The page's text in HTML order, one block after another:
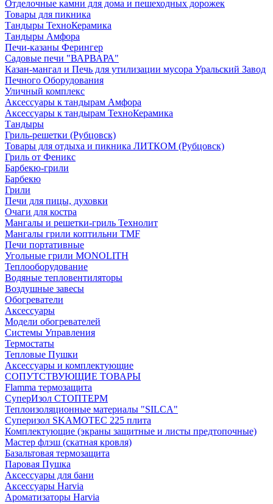
Отделочные камни для дома и пешеходных дорожек
Товары для пикника
Тандыры ТехноКерамика
Тандыры Амфора
Печи-казаны Ферингер
Садовые печи "ВАРВАРА"
Казан-мангал и Печь для утилизации мусора Уральский Завод
Печного Оборудования
Уличный комплекс
Аксессуары к тандырам Амфора
Аксессуары к тандырам ТехноКерамика
Тандыры
Гриль-решетки (Рубцовск)
Товары для отдыха и пикника ЛИТКОМ (Рубцовск)
Гриль от Феникс
Барбекю-грили
Барбекю
Грили
Печи для пицы, духовки
Очаги для костра
Мангалы и решетки-гриль Технолит
Мангалы грили коптильни TMF
Печи портативные
Угольные грили MONOLITH
Теплооборудование
Водяные тепловентиляторы
Воздушные завесы
Обогреватели
Аксессуары
Модели обогревателей
Системы Управления
Термостаты
Тепловые Пушки
Аксессуары и комплектующие
СОПУТСТВУЮЩИЕ ТОВАРЫ
Flamma термозащита
СуперИзол СТОПТЕРМ
Теплоизоляционные материалы "SILCA"
Суперизол SKAMOTEC 225 плита
Комплектующие (экраны защитные и листы предтопочные)
Мастер флэш (скатная кровля)
Базальтовая термозащита
Паровая Пушка
Аксессуары для бани
Аксессуары Harvia
Ароматизаторы Harvia